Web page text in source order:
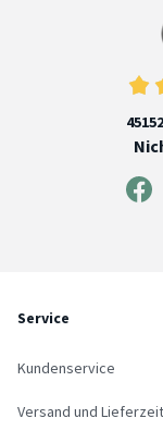
45152
Service
Kundenservice
Versand und Lieferzeit